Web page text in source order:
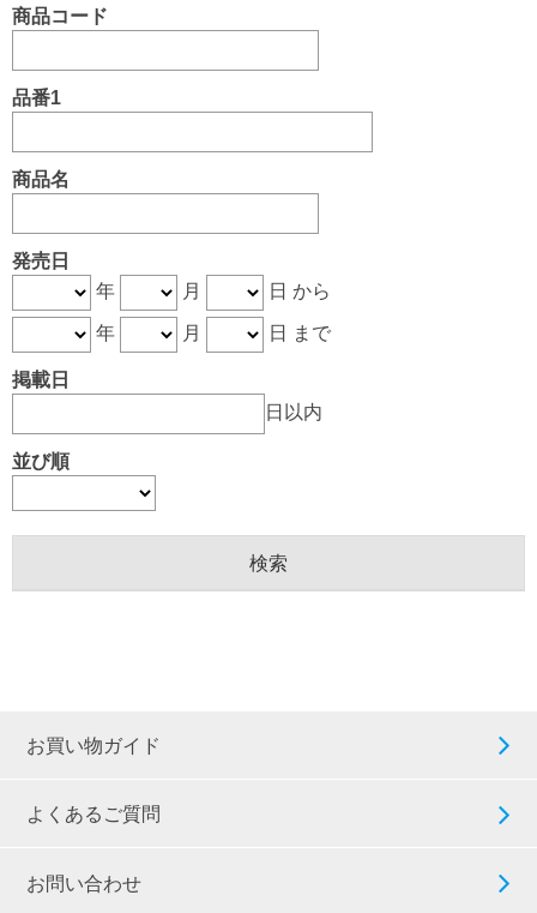
商品コード
品番1
商品名
発売日
年
月
日 から
年
月 日 まで
掲載日
日以内
並び順
お買い物ガイド
よくあるご質問
お問い合わせ